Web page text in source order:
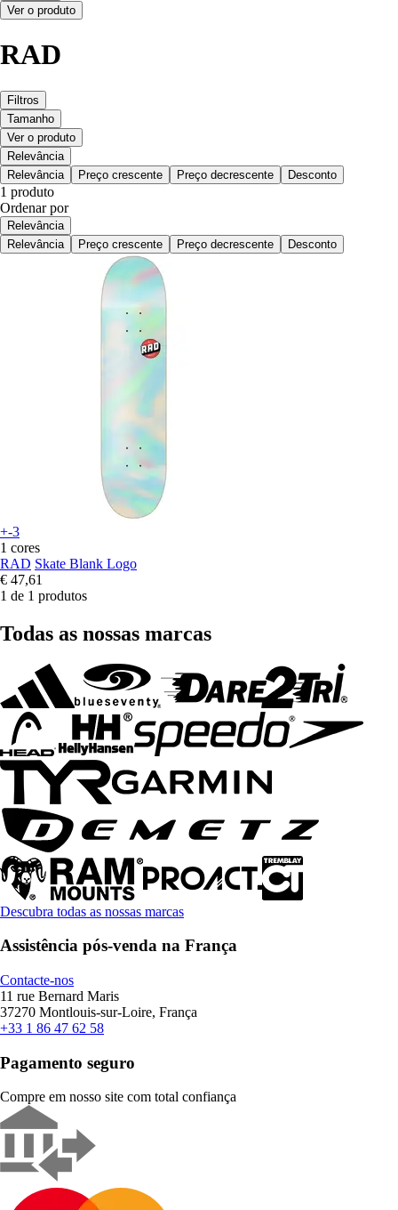
Ver o produto
RAD
Filtros
Tamanho
Ver o produto
Relevância
Relevância
Preço crescente Preço decrescente Desconto
1 produto
Ordenar por
Relevância
Relevância
Preço crescente Preço decrescente Desconto
+-3
1 cores
RAD Skate Blank Logo
€ 47,61
1 de 1 produtos
Todas as nossas marcas
Descubra todas as nossas marcas
Assistência pós-venda na França
Contacte-nos
11 rue Bernard Maris
37270 Montlouis-sur-Loire, França
+33 1 86 47 62 58
Pagamento seguro
Compre em nosso site com total confiança